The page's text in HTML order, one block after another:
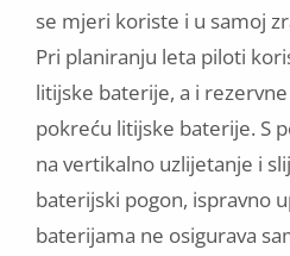
se mjeri koriste i u samoj
Pri planiranju leta piloti
litijske baterije, a i
pokreću litijske baterije. S
na vertikalno uzlijetanje i
baterijski pogon, ispravno
baterijama ne osigurava